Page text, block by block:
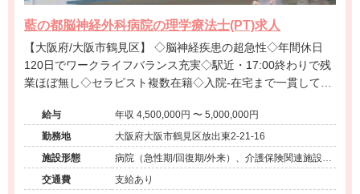
藍の都脳神経外科病院の理学療法士(PT)求人
【大阪府/大阪市鶴見区】 ◇脳神経疾患の超急性◇年間休日
120日でワークライフバランス充実◇駅近・17:00終わりで残
業ほぼ無し◇セラピスト複数在籍◇入院-在宅まで一貫して経
給与
年収 4,500,000円 〜 5,000,000円
勤務地
大阪府大阪市鶴見区放出東2-21-16
施設形態
病院（急性期/回復期/外来）、介護保険関連施設
（デイサービス）
交通費 支給あり